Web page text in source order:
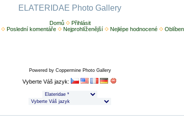
ELATERIDAE Photo Gallery
Domů
Přihlásit
Poslední komentáře Nejprohlíženější Nejlépe hodnocené
Powered by Coppermine Photo Gallery
Vyberte Váš jazyk: